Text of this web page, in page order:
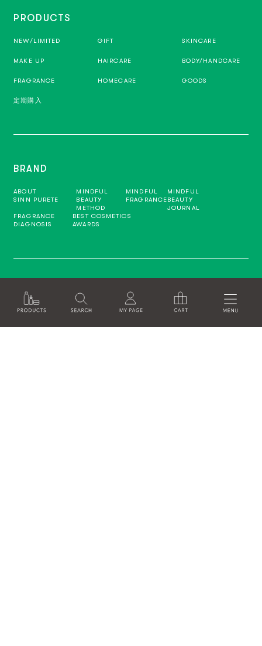
PRODUCTS
NEW/LIMITED GIFT SKINCARE
MAKE UP HAIRCARE BODY/HANDCARE
FRAGRANCE HOMECARE GOODS
定期購入
BRAND
ABOUT
SINN PURETE
MINDFUL
BEAUTY
METHOD
MINDFUL
FRAGRANCE
MINDFUL
BEAUTY
JOURNAL
FRAGRANCE
DIAGNOSIS
BEST COSMETICS
AWARDS
INFO